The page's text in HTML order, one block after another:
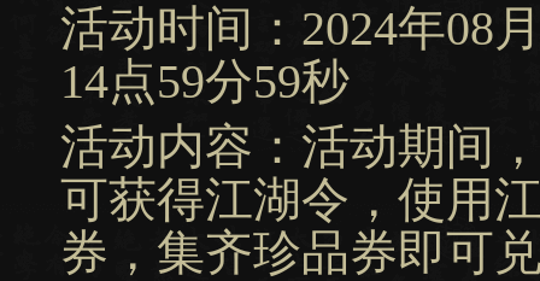
活动时间：2024年08
14点59分59秒
活动内容：活动期间
可获得江湖令，使用
券，集齐珍品券即可